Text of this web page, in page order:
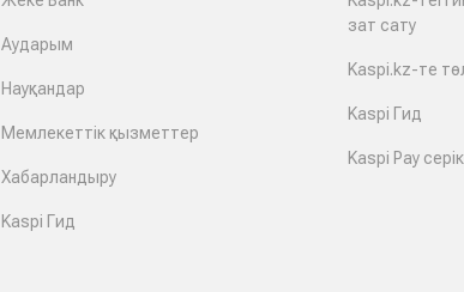
Аударым
Науқандар
Мемлекеттік қызметтер
Хабарландыру
Kaspi Гид
зат сату
Kaspi.kz-те
Kaspi Гид
Kaspi Pay